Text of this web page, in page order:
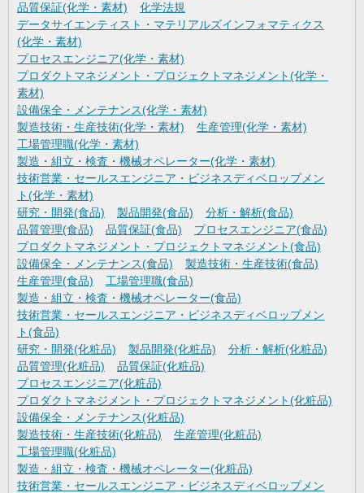
品質保証(化学・素材)
化学法規
データサイエンティスト・マテリアルズインフォマティクス
(化学・素材)
プロセスエンジニア(化学・素材)
プロダクトマネジメント・プロジェクトマネジメント(化学・
素材)
設備保全・メンテナンス(化学・素材)
製造技術・生産技術(化学・素材)
生産管理(化学・素材)
工場管理職(化学・素材)
製造・組立・検査・機械オペレーター(化学・素材)
技術営業・セールスエンジニア・ビジネスディベロップメン
ト(化学・素材)
研究・開発(食品)
製品開発(食品)
分析・解析(食品)
品質管理(食品)
品質保証(食品)
プロセスエンジニア(食品)
プロダクトマネジメント・プロジェクトマネジメント(食品)
設備保全・メンテナンス(食品)
製造技術・生産技術(食品)
生産管理(食品)
工場管理職(食品)
製造・組立・検査・機械オペレーター(食品)
技術営業・セールスエンジニア・ビジネスディベロップメン
ト(食品)
研究・開発(化粧品)
製品開発(化粧品)
分析・解析(化粧品)
品質管理(化粧品)
品質保証(化粧品)
プロセスエンジニア(化粧品)
プロダクトマネジメント・プロジェクトマネジメント(化粧品)
設備保全・メンテナンス(化粧品)
製造技術・生産技術(化粧品)
生産管理(化粧品)
工場管理職(化粧品)
製造・組立・検査・機械オペレーター(化粧品)
技術営業・セールスエンジニア・ビジネスディベロップメン